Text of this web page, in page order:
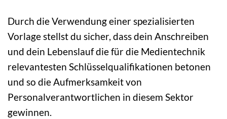
Durch die Verwendung einer spezialisierten
Vorlage stellst du sicher, dass dein Anschreiben
und dein Lebenslauf die für die Medientechnik
relevantesten Schlüsselqualifikationen betonen
und so die Aufmerksamkeit von
Personalverantwortlichen in diesem Sektor
gewinnen.